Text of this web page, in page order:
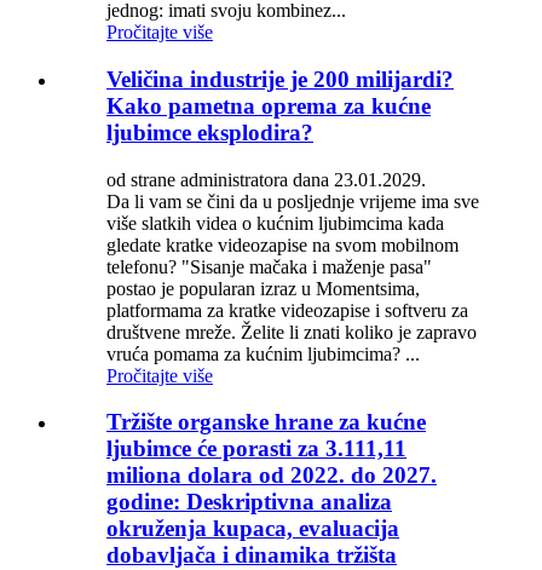
jednog: imati svoju kombinez...
Pročitajte više
Veličina industrije je 200 milijardi?
Kako pametna oprema za kućne
ljubimce eksplodira?
od strane administratora dana 23.01.2029.
Da li vam se čini da u posljednje vrijeme ima sve
više slatkih videa o kućnim ljubimcima kada
gledate kratke videozapise na svom mobilnom
telefonu? "Sisanje mačaka i maženje pasa"
postao je popularan izraz u Momentsima,
platformama za kratke videozapise i softveru za
društvene mreže. Želite li znati koliko je zapravo
vruća pomama za kućnim ljubimcima? ...
Pročitajte više
Tržište organske hrane za kućne
ljubimce će porasti za 3.111,11
miliona dolara od 2022. do 2027.
godine: Deskriptivna analiza
okruženja kupaca, evaluacija
dobavljača i dinamika tržišta